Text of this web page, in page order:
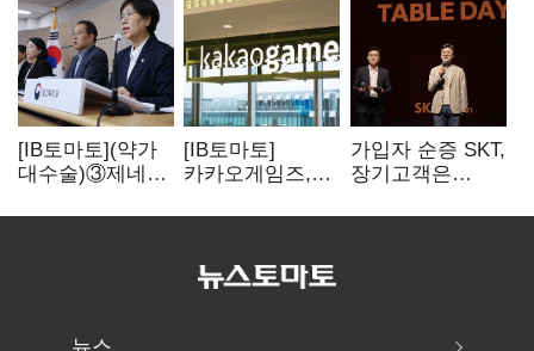
[IB토마토](약가
대수술)③제네릭
'뚝'…등재전략
[IB토마토]
카카오게임즈,
80억 지원…웹3
가입자 순증 SKT,
장기고객은
챙긴다